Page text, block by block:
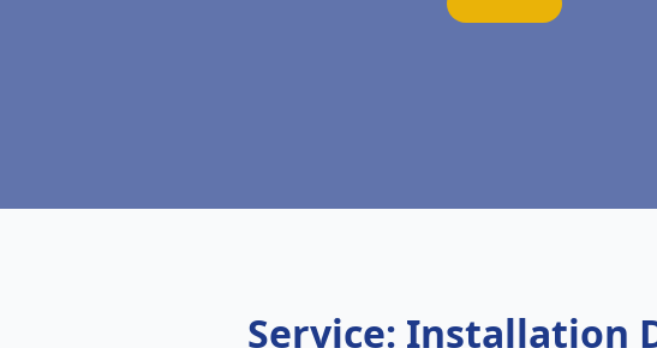
Service: Installation